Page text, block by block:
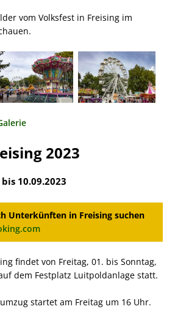
vom Volksfest in Freising im
2023
10.09.2023
Unterkünften in Freising suchen
findet von Freitag, 01. bis Sonntag,
dem Festplatz Luitpoldanlage statt.
startet am Freitag um 16 Uhr.